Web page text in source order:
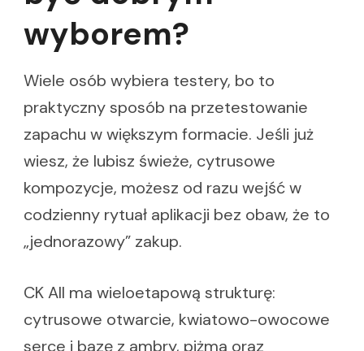
wyborem?
Wiele osób wybiera testery, bo to
praktyczny sposób na przetestowanie
zapachu w większym formacie. Jeśli już
wiesz, że lubisz świeże, cytrusowe
kompozycje, możesz od razu wejść w
codzienny rytuał aplikacji bez obaw, że to
„jednorazowy” zakup.
CK All ma wieloetapową strukturę:
cytrusowe otwarcie, kwiatowo-owocowe
serce i bazę z ambry, piżma oraz